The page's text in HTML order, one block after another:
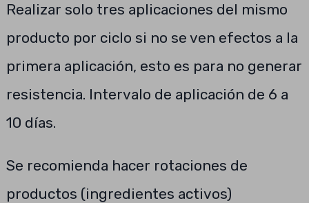
Realizar solo tres aplicaciones del mismo
producto por ciclo si no se ven efectos a la
primera aplicación, esto es para no generar
resistencia. Intervalo de aplicación de 6 a
10 días.
Se recomienda hacer rotaciones de
productos (ingredientes activos)